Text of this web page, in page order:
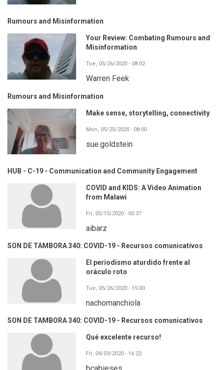
Rumours and Misinformation
Your Review: Combating Rumours and
Misinformation
Tue, 05/26/2020 - 08:02
Warren Feek
Rumours and Misinformation
Make sense, storytelling, connectivity
Mon, 05/25/2020 - 08:00
sue.goldstein
HUB - C-19 - Communication and Community Engagement
COVID and KIDS: A Video Animation
from Malawi
Fri, 05/15/2020 - 00:37
aibarz
SON DE TAMBORA 340: COVID-19 - Recursos comunicativos
El periodismo aturdido frente al
oráculo roto
Tue, 05/26/2020 - 15:00
nachomanchiola
SON DE TAMBORA 340: COVID-19 - Recursos comunicativos
Qué excelente recurso!
Fri, 04/03/2020 - 16:22